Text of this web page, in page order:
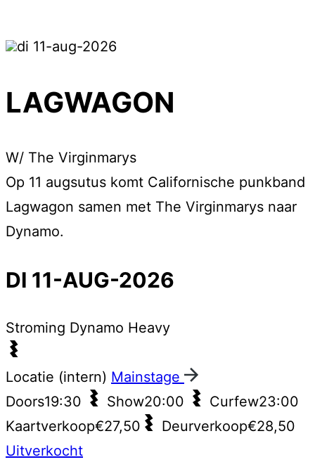
di 11-aug-2026
LAGWAGON
W/ The Virginmarys
Op 11 augsutus komt Californische punkband
Lagwagon samen met The Virginmarys naar
Dynamo.
DI 11-AUG-2026
Stroming Dynamo Heavy
Locatie (intern) Mainstage
Doors19:30 Show20:00 Curfew23:00
Kaartverkoop€27,50 Deurverkoop€28,50
Uitverkocht